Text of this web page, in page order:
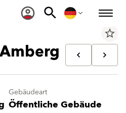
star_border
Gebäudeart
Öffentliche Gebäude